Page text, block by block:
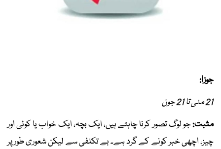
جوزا:
21 مئی تا 21 جون
مثبت:جو لوگ تصور کرنا چاہتے ہیں، ایک بچہ، ایک خواب یا کوئی اور
چیز، اچھی خبر کونے کے گرد ہے۔ بے تکلفی سے لیکن شعوری طور پر